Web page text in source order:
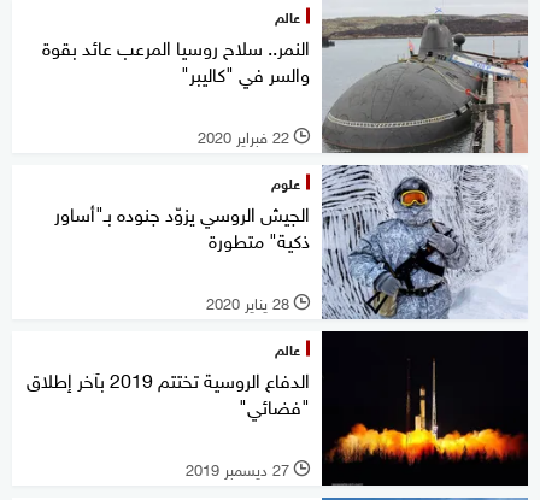
عالم
النمر.. سلاح روسيا المرعب عائد بقوة
والسر في "كاليبر"
l 22 فبراير 2020
علوم
الجيش الروسي يزوّد جنوده بـ"أساور
ذكية" متطورة
l 28 يناير 2020
عالم
الدفاع الروسية تختتم 2019 بآخر إطلاق
"فضائي"
l 27 ديسمبر 2019